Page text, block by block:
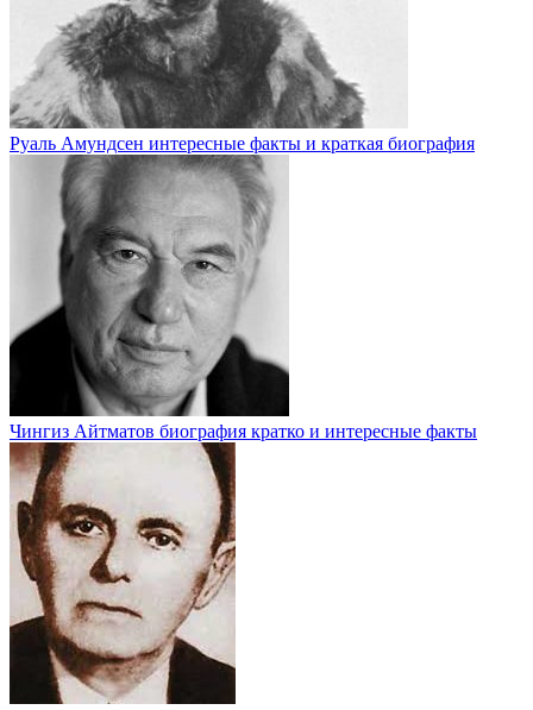
Руаль Амундсен интересные факты и краткая биография
Чингиз Айтматов биография кратко и интересные факты